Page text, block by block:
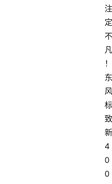
注
定
不
凡
！
东
风
标
致
新
4
0
0